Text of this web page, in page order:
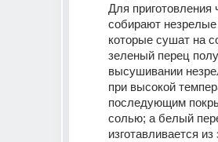
Для приготовления
собирают
которые сушат на
зеленый перец
высушивании
при высокой
последующим
солью; а белый
изготавливается